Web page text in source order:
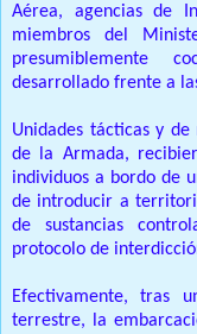
Aérea, agencias de
miembros del
presumiblemente
desarrollado frente a
Unidades tácticas y
de la Armada,
individuos a bordo de
de introducir a
de sustancias
protocolo de
Efectivamente, tras
terrestre, la